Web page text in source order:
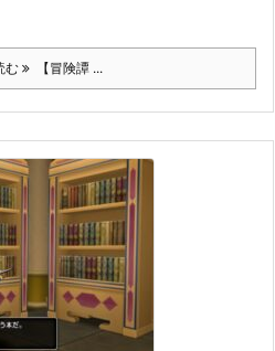
む 【冒険譚 ...